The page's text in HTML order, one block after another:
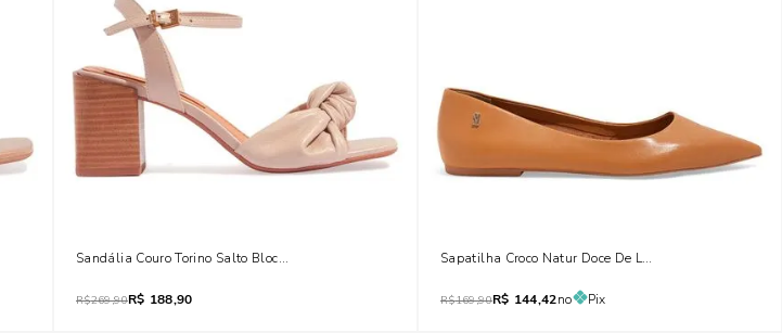
Sandália Couro Torino Salto Bloco Fachete Off White
R$269,90R$ 188,90
Sapatilha Croco Natur Doce De Leite
R$169,90R$ 144,42no Pix